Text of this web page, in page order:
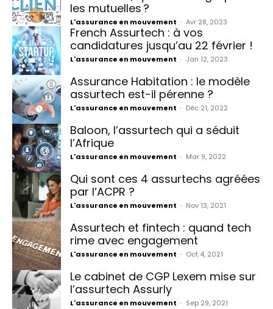
les mutuelles ?
L'assurance en mouvement - Avr 28, 2023
French Assurtech : à vos
candidatures jusqu’au 22 février !
L'assurance en mouvement - Jan 12, 2023
Assurance Habitation : le modèle
assurtech est-il pérenne ?
L'assurance en mouvement - Déc 21, 2022
Baloon, l’assurtech qui a séduit
l’Afrique
L'assurance en mouvement - Mar 9, 2022
Qui sont ces 4 assurtechs agréées
par l’ACPR ?
L'assurance en mouvement - Nov 13, 2021
Assurtech et fintech : quand tech
rime avec engagement
L'assurance en mouvement - Oct 4, 2021
Le cabinet de CGP Lexem mise sur
l’assurtech Assurly
L'assurance en mouvement - Sep 29, 2021